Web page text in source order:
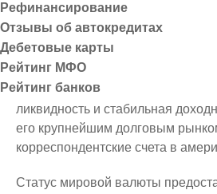
Рефинансирование
Отзывы об автокредитах
Дебетовые карты
Рейтинг МФО
Рейтинг банков
Одним из важнейших факторов,
крупнейшими фондовыми
делает доллар обязательным
Система государственного
ликвидность и стабильная
его крупнейшим долговым
корреспондентские счета в
Статус мировой валюты